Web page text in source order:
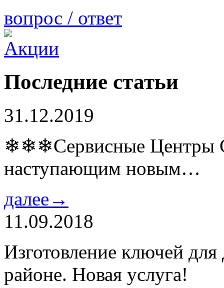
вопрос / ответ
Последние статьи
31.12.2019
❄❄❄Сервисные Центры
наступающим новым…
далее→
11.09.2018
Изготовление ключей
районе. Новая услуга!